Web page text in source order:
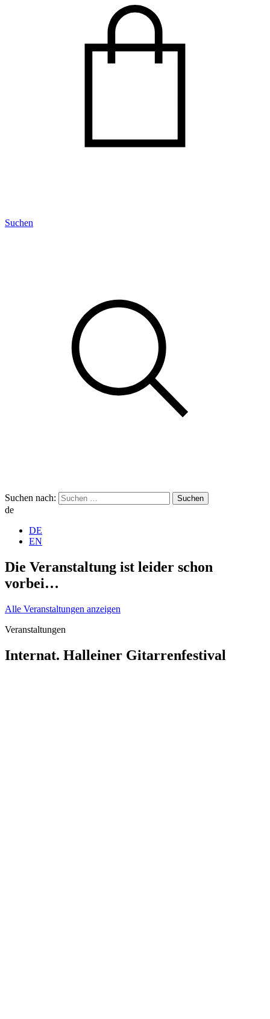
Suchen
Suchen nach:
de
DE
EN
Die Veranstaltung ist leider schon
vorbei…
Alle Veranstaltungen anzeigen
Veranstaltungen
Internat. Halleiner Gitarrenfestival